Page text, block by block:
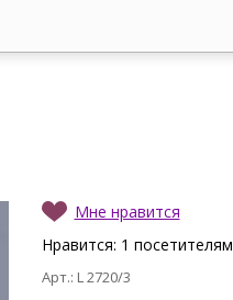
Мне нравится
Нравится: 1 посетителям
Арт.: L 2720/3